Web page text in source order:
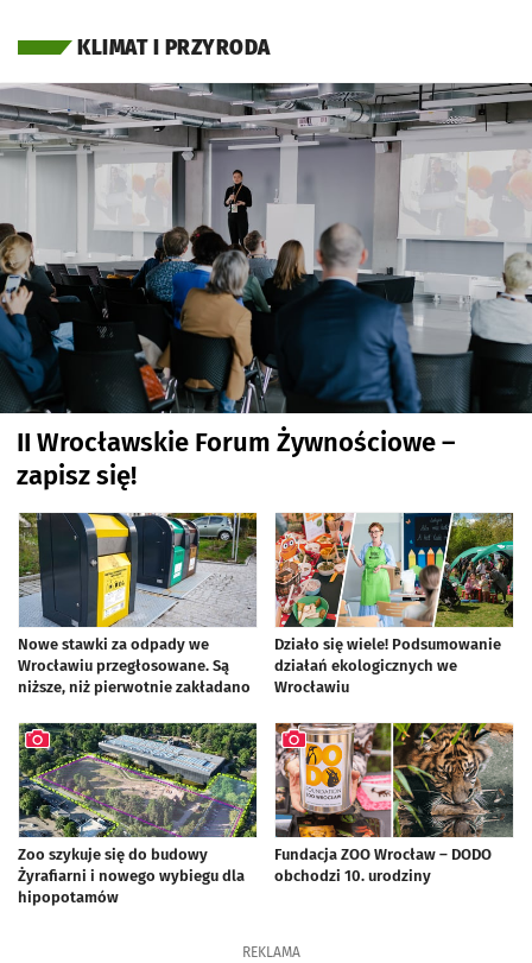
KLIMAT I PRZYRODA
II Wrocławskie Forum Żywnościowe –
zapisz się!
Nowe stawki za odpady we
Wrocławiu przegłosowane. Są
niższe, niż pierwotnie zakładano
Działo się wiele! Podsumowanie
działań ekologicznych we
Wrocławiu
Zoo szykuje się do budowy
Żyrafiarni i nowego wybiegu dla
hipopotamów
Fundacja ZOO Wrocław – DODO
obchodzi 10. urodziny
REKLAMA